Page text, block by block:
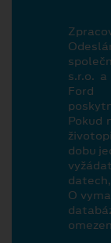
s.r.o.
Ford
Pokud
dobu
O